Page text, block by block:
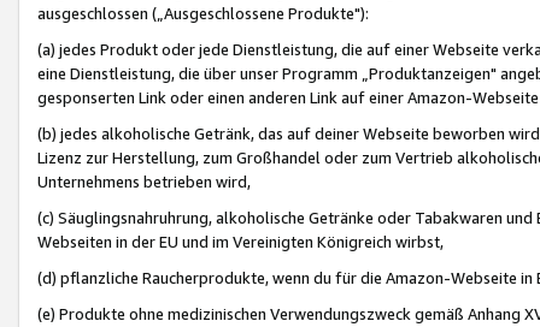
ausgeschlossen („Ausgeschlossene Produkte"):
(a) jedes Produkt oder jede Dienstleistung, die auf einer Webseite
eine Dienstleistung, die über unser Programm „Produktanzeigen"
gesponserten Link oder einen anderen Link auf einer Amazon-
(b) jedes alkoholische Getränk, das auf deiner Webseite beworben
Lizenz zur Herstellung, zum Großhandel oder zum Vertrieb
Unternehmens betrieben wird,
(c) Säuglingsnahruhrung, alkoholische Getränke oder Tabakwaren
Webseiten in der EU und im Vereinigten Königreich wirbst,
(d) pflanzliche Raucherprodukte, wenn du für die Amazon-Webseite in
(e) Produkte ohne medizinischen Verwendungszweck gemäß Anhang